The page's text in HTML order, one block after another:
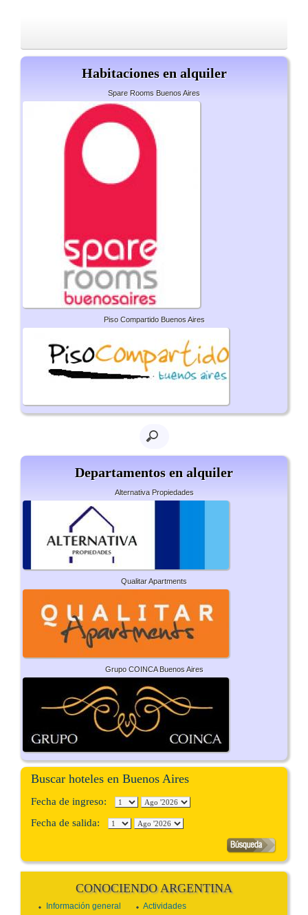
Habitaciones en alquiler
Spare Rooms Buenos Aires
Piso Compartido Buenos Aires
Departamentos en alquiler
Alternativa Propiedades
Qualitar Apartments
Grupo COINCA Buenos Aires
Buscar hoteles en Buenos Aires
Fecha de ingreso:
Fecha de salida:
CONOCIENDO ARGENTINA
Información general
Actividades